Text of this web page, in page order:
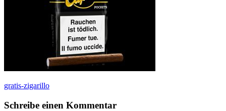
Beitragsnavigation
gratis-zigarillo
Schreibe einen Kommentar